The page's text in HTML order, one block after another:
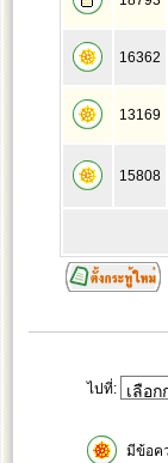
16362
13169
15808
ไปที่:
มีข้อค